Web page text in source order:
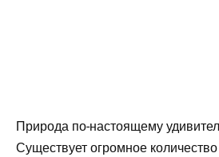
Природа по-настоящему
Существует огромное